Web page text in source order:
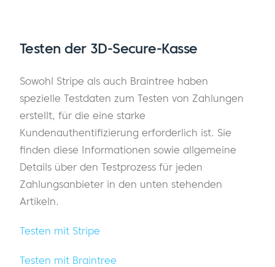
Testen der 3D-Secure-Kasse
Sowohl Stripe als auch Braintree haben
spezielle Testdaten zum Testen von Zahlungen
erstellt, für die eine starke
Kundenauthentifizierung erforderlich ist. Sie
finden diese Informationen sowie allgemeine
Details über den Testprozess für jeden
Zahlungsanbieter in den unten stehenden
Artikeln.
Testen mit Stripe
Testen mit Braintree